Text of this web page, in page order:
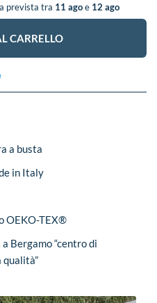
prevista tra 11 agoe 12 ago
CARRELLO
a busta
in Italy
OEKO-TEX®
Bergamo “centro di